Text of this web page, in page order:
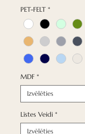
PET-FELT *
MDF *
Līstes Veidi *